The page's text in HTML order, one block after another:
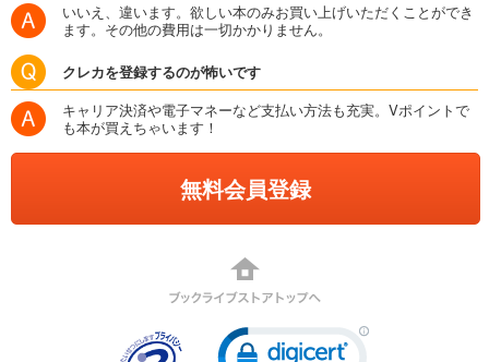
いいえ、違います。欲しい本のみお買い上げいただくことができ
ます。その他の費用は一切かかりません。
クレカを登録するのが怖いです
キャリア決済や電子マネーなど支払い方法も充実。Vポイントで
も本が買えちゃいます！
無料会員登録